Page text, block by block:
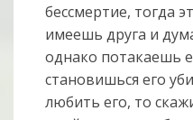
бессмертие, тогда
имеешь друга и
однако потакаешь
становишься его
любить его, то